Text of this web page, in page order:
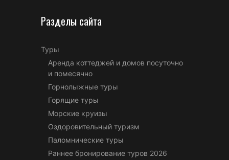
Разделы сайта
Туры
Аренда коттеджей и домов посуточно
и помесячно
Горнолыжные туры
Горящие туры
Морские круизы
Оздоровительный туризм
Паломнические туры
Раннее бронирование туров 2026